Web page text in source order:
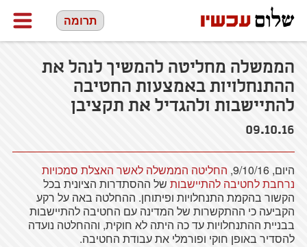
תרומה
הממשלה מחליטה להמשיך לנהל את
ההתנחלויות באמצעות החטיבה
להתיישבות ולהגדיל את תקציבן
09.10.16
היום, 9/10/16,
החליטה הממשלה לאשר האצלת סמכויות
נרחבת לחטיבה להתיישבותשל ההסתדרות הציונית בכל
הקשור בהקמת התנחלויות ופיתוחן. ההחלטה באה על רקע
הקביעה כי ההתקשרות של המדינה עם החטיבה להתיישבות
בבניית ההתנחלויות עד כה היתה לא חוקית, וההחלטה נועדה
להסדיר באופן חוקי ופורמלי את עבודת החטיבה.